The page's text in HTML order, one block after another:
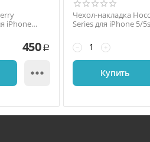
iPhone
450 Р

Чехол-накладка
Series для iPhone 5/
+
−
Купить